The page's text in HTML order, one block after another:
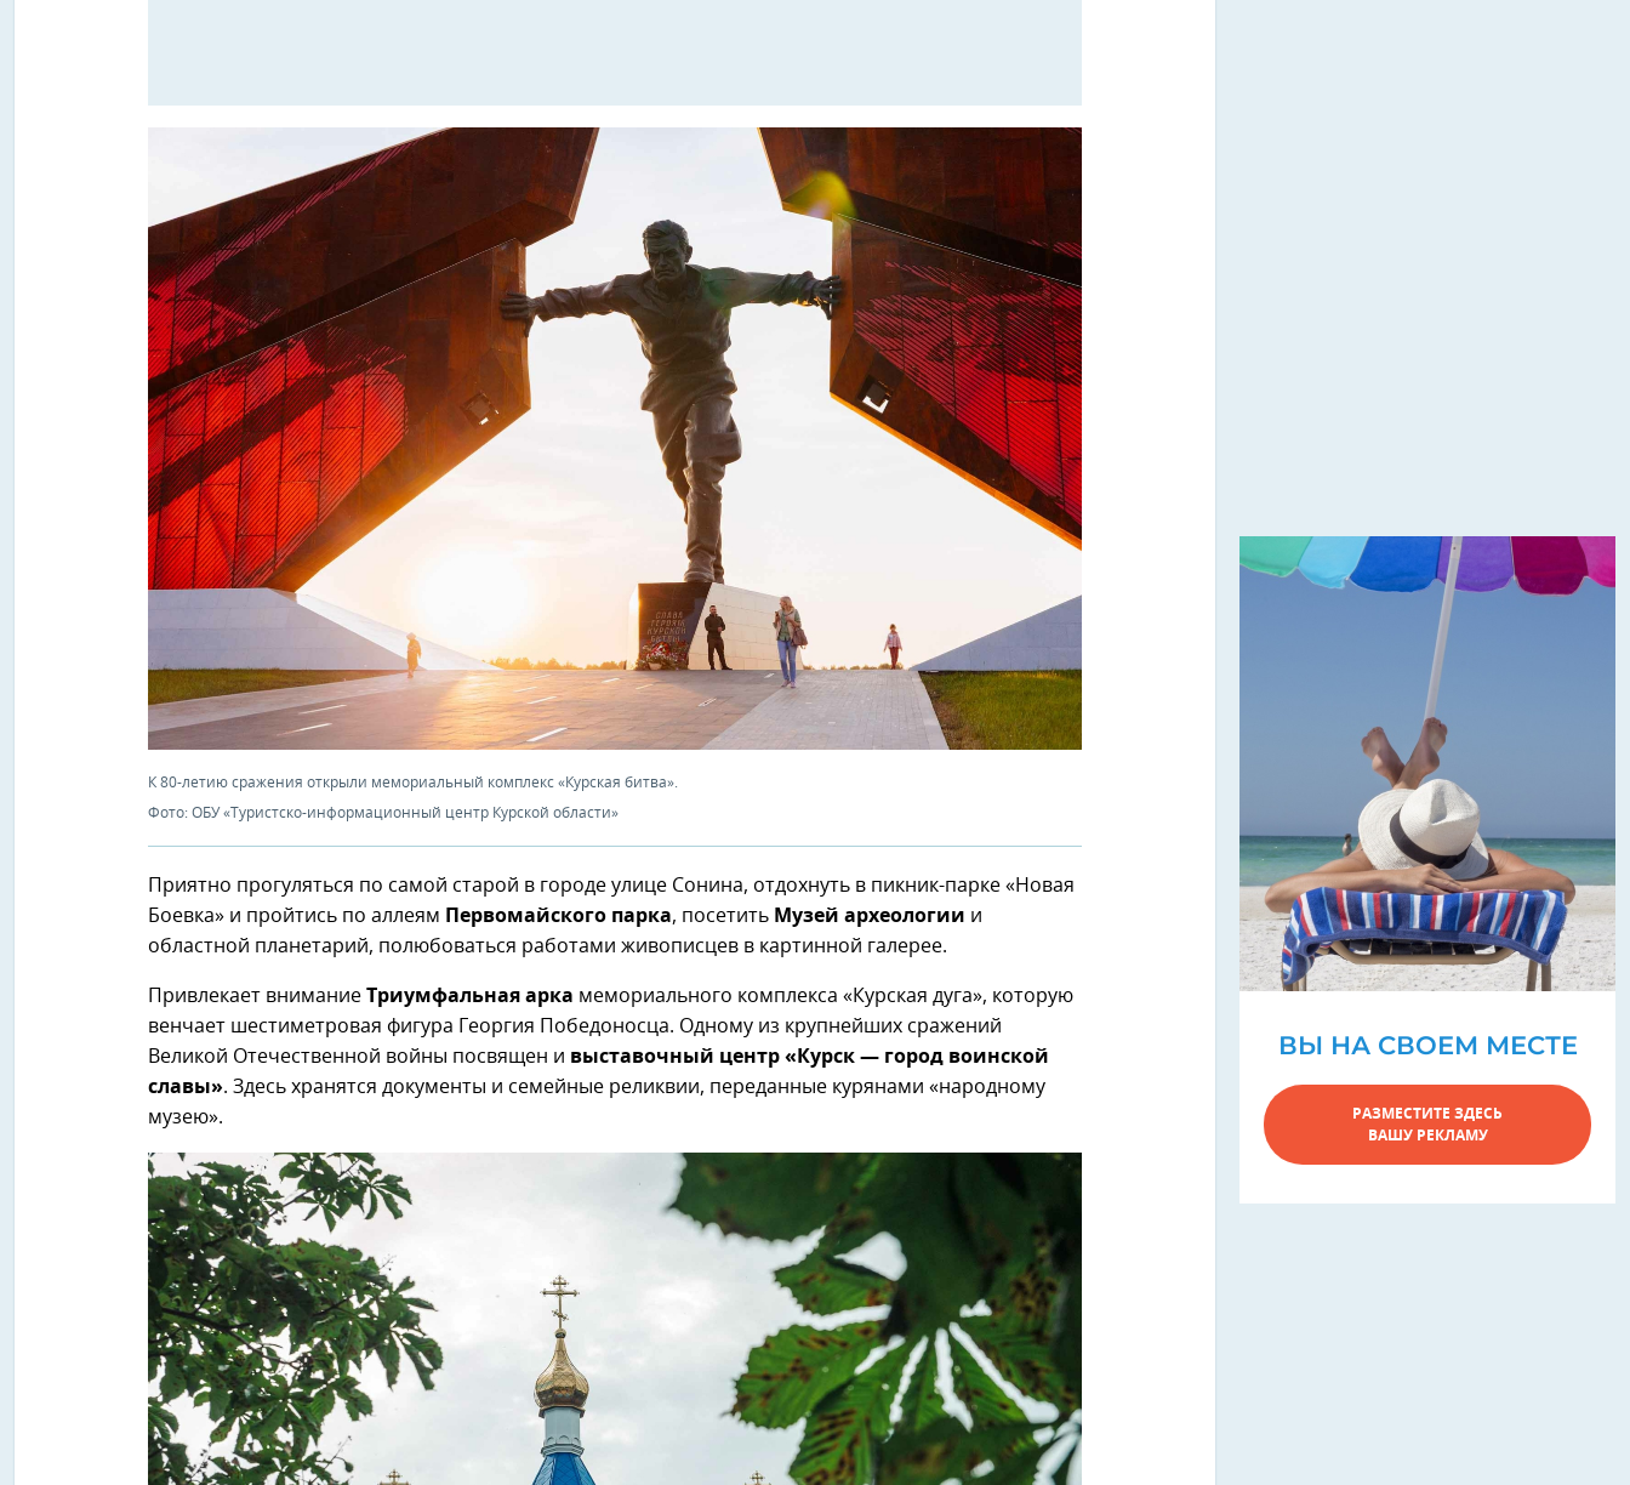
К 80-летию сражения открыли мемориальный комплекс «Курская битва».
Фото: ОБУ «Туристско-информационный центр Курской области»
Приятно прогуляться по самой старой в городе улице Сонина, отдохнуть в пикник-парке «Новая
Боевка» и пройтись по аллеям Первомайского парка, посетить Музей археологии и
областной планетарий, полюбоваться работами живописцев в картинной галерее.
Привлекает внимание Триумфальная арка мемориального комплекса «Курская дуга», которую
венчает шестиметровая фигура Георгия Победоносца. Одному из крупнейших сражений
Великой Отечественной войны посвящен и выставочный центр «Курск — город воинской
славы». Здесь хранятся документы и семейные реликвии, переданные курянами «народному
музею».
ВЫ НА СВОЕМ МЕСТЕ
РАЗМЕСТИТЕ ЗДЕСЬ
ВАШУ РЕКЛАМУ